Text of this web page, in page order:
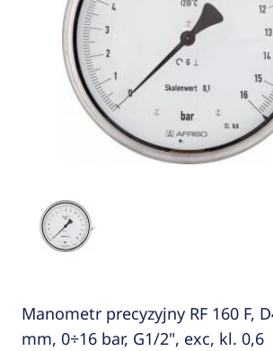
Manometr precyzyjny RF 160 F,
mm, 0÷16 bar, G1/2", exc, kl. 0,6